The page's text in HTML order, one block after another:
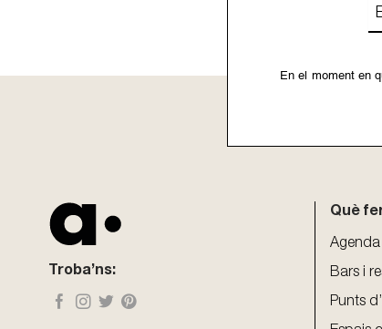
En el moment en
Troba’ns:
Què
Agenda
Bars i
Punts